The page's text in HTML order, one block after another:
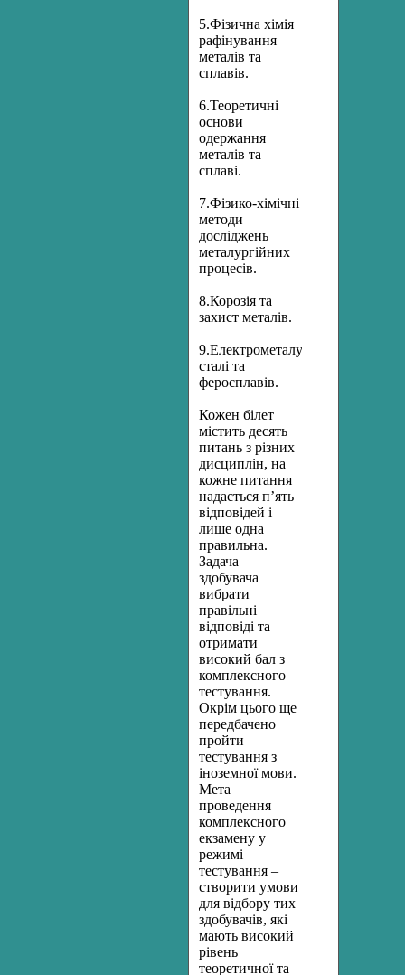
5.Фізична хімія
рафінування
металів та
сплавів.
6.Теоретичні
основи
одержання
металів та
сплаві.
7.Фізико-хімічні
методи
досліджень
металургійних
процесів.
8.Корозія та
захист металів.
9.Електрометалургія
сталі та
феросплавів.
Кожен білет
містить десять
питань з різних
дисциплін, на
кожне питання
надається п’ять
відповідей і
лише одна
правильна.
Задача
здобувача
вибрати
правільні
відповіді та
отримати
високий бал з
комплексного
тестування.
Окрім цього ще
передбачено
пройти
тестування з
іноземної мови.
Мета
проведення
комплексного
екзамену у
режимі
тестування –
створити умови
для відбору тих
здобувачів, які
мають високий
рівень
теоретичної та